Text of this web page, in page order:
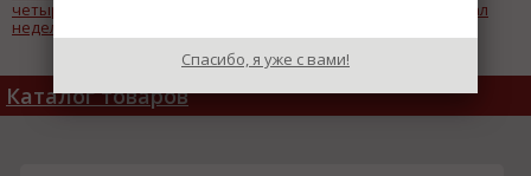
четырехдневную рабочую
неделю
Востоке станет легче: начал
человеческого капитала
Каталог товаров
Спасибо, я уже с вами!